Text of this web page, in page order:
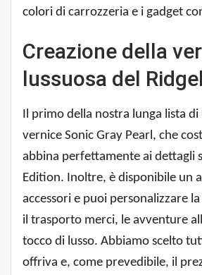
colori di carrozzeria e i gadget
Creazione della
lussuosa del
Il primo della nostra lunga lista
vernice Sonic Gray Pearl, che
abbina perfettamente ai dettagli
Edition. Inoltre, è disponibile un
accessori e puoi personalizzare
il trasporto merci, le avventure
tocco di lusso. Abbiamo scelto
offriva e, come prevedibile, il